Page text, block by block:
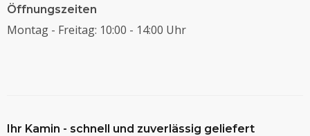
Öffnungszeiten
Montag - Freitag: 10:00 - 14:00 Uhr
Ihr Kamin - schnell und zuverlässig geliefert